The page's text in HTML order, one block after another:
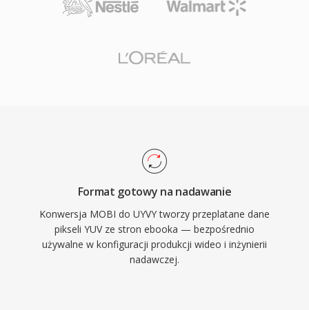
Format gotowy na nadawanie
Konwersja MOBI do UYVY tworzy przeplatane dane
pikseli YUV ze stron ebooka — bezpośrednio
używalne w konfiguracji produkcji wideo i inżynierii
nadawczej.